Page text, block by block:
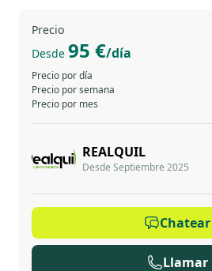
Precio
Desde 95 €/día
Precio por día
Precio por semana
Precio por mes
REALQUIL
Desde Septiembre 2025
Chatear
Llamar